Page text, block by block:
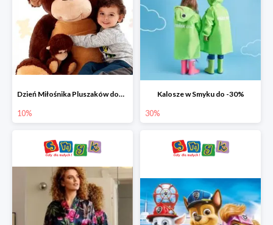
Dzień Miłośnika Pluszaków dodatkowy rabat -10%
10%
Kalosze w Smyku do -30%
30%